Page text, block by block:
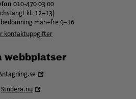
010-470 03 00
kl. 12–13)
mån–fre 9–16
kontaktuppgifter
webbplatser
Studera.nu